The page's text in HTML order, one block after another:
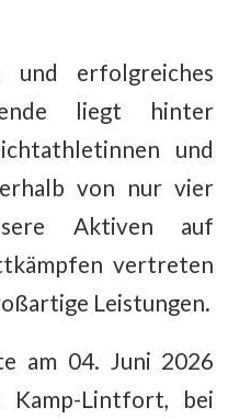
und erfolgreiches
liegt hinter
und
von nur vier
Aktiven auf
vertreten
Leistungen.
am 04. Juni 2026
Lintfort, bei